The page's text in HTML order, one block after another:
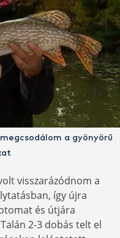
a gyönyörű
visszarázódnom a
így újra
és útjára
2-3 dobás telt el